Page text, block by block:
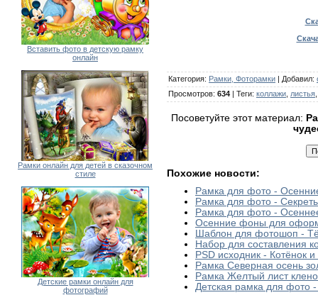
Вставить фото в детскую рамку
онлайн
Рамки онлайн для детей в сказочном
стиле
Детские рамки онлайн для
фотографий
Категория: Рамки, Фоторамки | Добавил:
Просмотров: 634 | Теги: коллажи листья
Посоветуйте этот материал:
Похожие новости:
Рамка для фото -
Рамка для фото -
Рамка для фото -
Осенние фоны для
Шаблон для фотошоп -
Набор для составления
PSD исходник - Котёнок и
Рамка Северная осень
Рамка Желтый лист
Детская рамка для фото